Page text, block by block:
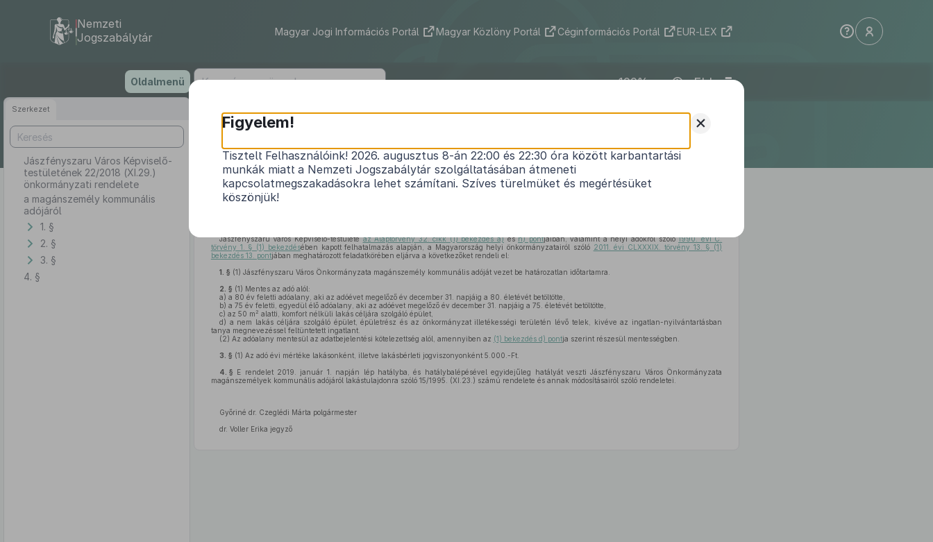
tartalomra
Nemzeti
Jogszabálytár
Magyar Jogi Információs Portál Magyar Közlöny Portál Céginformációs Portál EUR-LEX
Oldalmenü ELI
Szerkezet
Jászfényszaru Város Képviselő-
testületének 22/2018 (XI.29.)
önkormányzati rendelete
a magánszemély kommunális
adójáról
1. §
2. §
3. §
4. §
Jászfényszaru Város Képviselő-testületének 22/2018
a magánszemély kommunális adójáról
Jászfényszaru Város Képviselő-testületeaz Alaptörvény 32. cikk (1) bekezdés a)ésh) pontjaiban, valamint a helyi adókról szóló1990. évi C.
törvény 1. § (1) bekezdésében kapott felhatalmazás alapján, a Magyarország helyi önkormányzatairól szóló 2011. évi CLXXXIX. törvény 13. § (1)
bekezdés 13. pontjában meghatározott feladatkörében eljárva a következőket rendeli el:
1. § (1) Jászfényszaru Város Önkormányzata magánszemély kommunális adóját vezet be határozatlan időtartamra.
2. § (1) Mentes az adó alól:
a) a 80 év feletti adóalany, aki az adóévet megelőző év december 31. napjáig a 80. életévét betöltötte,
b) a 75 év feletti, egyedül élő adóalany, aki az adóévet megelőző év december 31. napjáig a 75. életévét betöltötte,
c) az 50 m 2 alatti, komfort nélküli lakás céljára szolgáló épület,
d) a nem lakás céljára szolgáló épület, épületrész és az önkormányzat illetékességi területén lévő telek, kivéve az ingatlan-nyilvántartásban
tanya megnevezéssel feltüntetett ingatlant.
(2) Az adóalany mentesül az adatbejelentési kötelezettség alól, amennyiben az (1) bekezdés d) pontja szerint részesül mentességben.
3. § (1) Az adó évi mértéke lakásonként, illetve lakásbérleti jogviszonyonként 5.000.-Ft.
4. § E rendelet 2019. január 1. napján lép hatályba, és hatálybalépésével egyidejűleg hatályát veszti Jászfényszaru Város Önkormányzata
magánszemélyek kommunális adójáról lakástulajdonra szóló 15/1995. (XI.23.) számú rendelete és annak módosításairól szóló rendeletei.
Győriné dr. Czeglédi Márta polgármester
dr. Voller Erika jegyző
+
Figyelem!
Tisztelt Felhasználóink! 2026. augusztus 8-án 22:00 és 22:30 óra között karbantartási
munkák miatt a Nemzeti Jogszabálytár szolgáltatásában átmeneti
kapcsolatmegszakadásokra lehet számítani. Szíves türelmüket és megértésüket
köszönjük!